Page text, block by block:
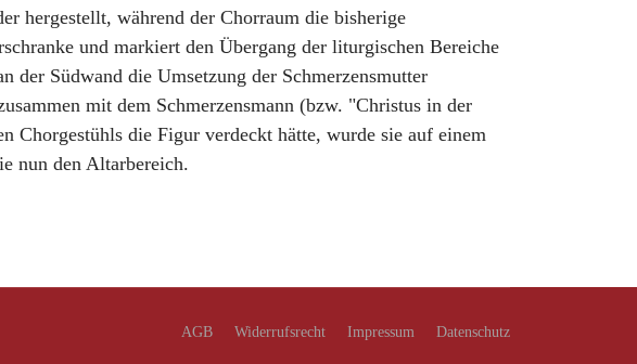
hergestellt, während der Chorraum die bisherige
und markiert den Übergang der liturgischen Bereiche
Südwand die Umsetzung der Schmerzensmutter
mit dem Schmerzensmann (bzw. "Christus in der
Chorgestühls die Figur verdeckt hätte, wurde sie auf einem
nun den Altarbereich.
AGB Widerrufsrecht Impressum Datenschutz